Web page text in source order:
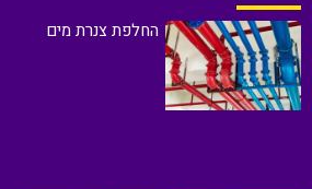
החלפת צנרת מים